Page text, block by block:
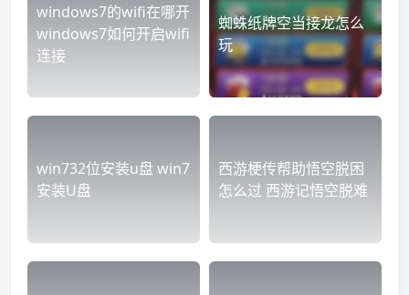
windows7的wifi在哪开
windows7如何开启wifi
连接
蜘蛛纸牌空当接龙怎么
玩
win732位安装u盘 win7
安装U盘
西游梗传帮助悟空脱困
怎么过 西游记悟空脱难